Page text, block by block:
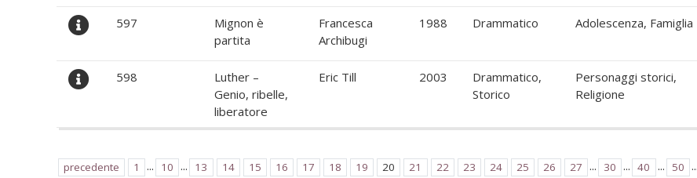
597
Mignon è
partita
Francesca
Archibugi
1988 Drammatico Adolescenza, Famiglia
598
Luther –
Genio, ribelle,
liberatore
Eric Till 2003
Drammatico,
Storico
Personaggi storici,
Religione
precedente 1 ... 10 ... 13 14 15 16 17 18 19 20 21 22 23 24 25 26 27 ... 30 ... 40 ... 50 ...